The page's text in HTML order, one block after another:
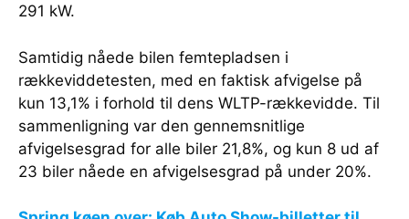
291 kW.
Samtidig nåede bilen femtepladsen i
rækkeviddetesten, med en faktisk afvigelse på
kun 13,1% i forhold til dens WLTP-rækkevidde. Til
sammenligning var den gennemsnitlige
afvigelsesgrad for alle biler 21,8%, og kun 8 ud af
23 biler nåede en afvigelsesgrad på under 20%.